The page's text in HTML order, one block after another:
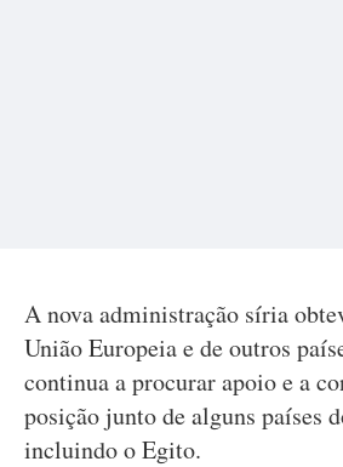
A nova administração síria
União Europeia e de outros
continua a procurar apoio e a
posição junto de alguns países
incluindo o Egito.